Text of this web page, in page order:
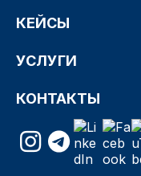
КЕЙСЫ
УСЛУГИ
КОНТАКТЫ